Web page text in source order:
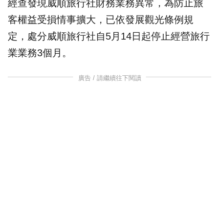
經查發現威順旅行社財務業務異常，為防止旅
客權益受損情事擴大，已依發展觀光條例規
定，處分威順旅行社自5月14日起停止經營旅行
業業務3個月。
廣告 / 請繼續往下閱讀